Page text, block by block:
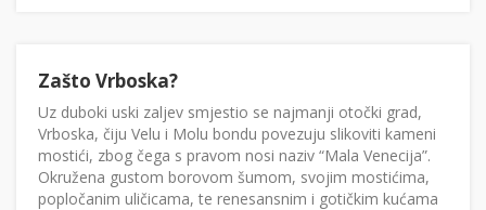
Zašto Vrboska?
Uz duboki uski zaljev smjestio se najmanji otočki grad,
Vrboska, čiju Velu i Molu bondu povezuju slikoviti kameni
mostići, zbog čega s pravom nosi naziv “Mala Venecija”.
Okružena gustom borovom šumom, svojim mostićima,
popločanim uličicama, te renesansnim i gotičkim kućama